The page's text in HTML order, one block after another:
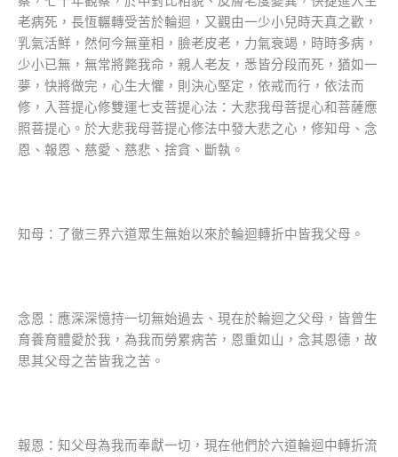
老病死，長恆輾轉受苦於輪迴，又觀由一少小兒時天真之歡，
乳氣活鮮，然何今無童相，臉老皮老，力氣衰竭，時時多病，
少小已無，無常將斃我命，親人老友，悉皆分段而死，猶如一
夢，快將做完，心生大懼，則決心堅定，依戒而行，依法而
修，入菩提心修雙運七支菩提心法：大悲我母菩提心和菩薩應
照菩提心。於大悲我母菩提心修法中發大悲之心，修知母、念
恩、報恩、慈愛、慈悲、捨貪、斷執。
知母：了徹三界六道眾生無始以來於輪迴轉折中皆我父母。
念恩：應深深憶持一切無始過去、現在於輪迴之父母，皆曾生
育養育體愛於我，為我而勞累病苦，恩重如山，念其恩德，故
思其父母之苦皆我之苦。
報恩：知父母為我而奉獻一切，現在他們於六道輪迴中轉折流